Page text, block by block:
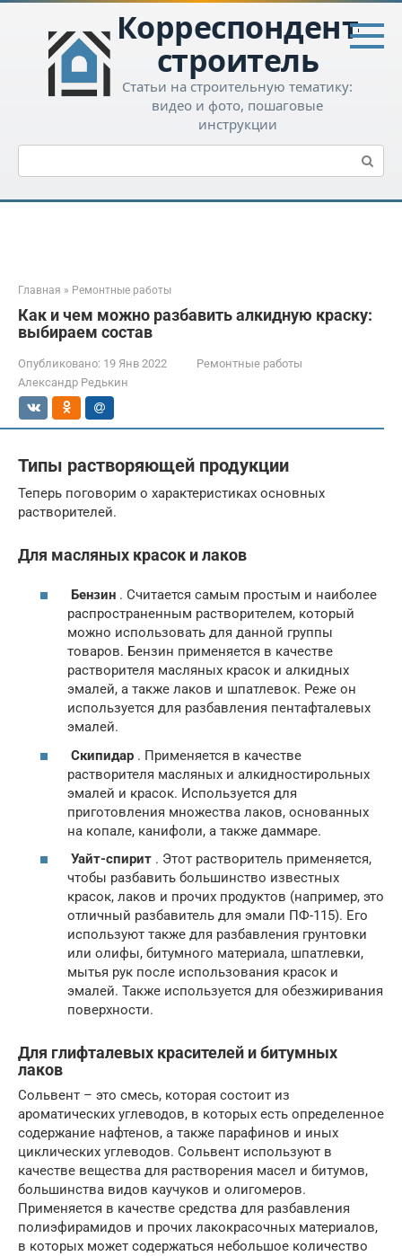
Перейти
контенту
Корреспондент-
строитель
Статьи на строительную тематику:
видео и фото, пошаговые
инструкции
Поиск:
Главная » Ремонтные работы
Как и чем можно разбавить алкидную краску:
выбираем состав
Опубликовано: 19 Янв 2022
Ремонтные работы
Александр Редькин
Типы растворяющей продукции
Теперь поговорим о характеристиках основных
растворителей.
Для масляных красок и лаков
Бензин . Считается самым простым и наиболее
распространенным растворителем, который
можно использовать для данной группы
товаров. Бензин применяется в качестве
растворителя масляных красок и алкидных
эмалей, а также лаков и шпатлевок. Реже он
используется для разбавления пентафталевых
эмалей.
Скипидар . Применяется в качестве
растворителя масляных и алкидностирольных
эмалей и красок. Используется для
приготовления множества лаков, основанных
на копале, канифоли, а также даммаре.
Уайт-спирит . Этот растворитель применяется,
чтобы разбавить большинство известных
красок, лаков и прочих продуктов (например, это
отличный разбавитель для эмали ПФ-115). Его
используют также для разбавления грунтовки
или олифы, битумного материала, шпатлевки,
мытья рук после использования красок и
эмалей. Также используется для обезжиривания
поверхности.
Для глифталевых красителей и битумных
лаков
Сольвент – это смесь, которая состоит из
ароматических углеводов, в которых есть определенное
содержание нафтенов, а также парафинов и иных
циклических углеводов. Сольвент используют в
качестве вещества для растворения масел и битумов,
большинства видов каучуков и олигомеров.
Применяется в качестве средства для разбавления
полиэфирамидов и прочих лакокрасочных материалов,
в которых может содержаться небольшое количество